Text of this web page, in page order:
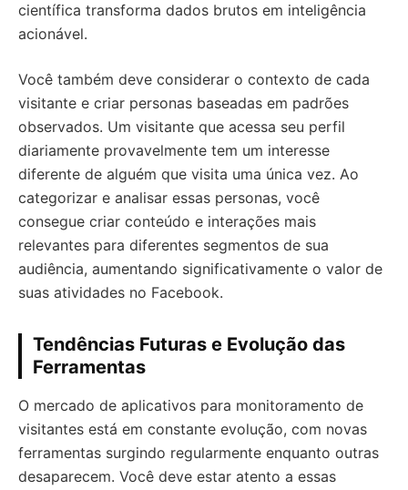
científica transforma dados brutos em inteligência
acionável.
Você também deve considerar o contexto de cada
visitante e criar personas baseadas em padrões
observados. Um visitante que acessa seu perfil
diariamente provavelmente tem um interesse
diferente de alguém que visita uma única vez. Ao
categorizar e analisar essas personas, você
consegue criar conteúdo e interações mais
relevantes para diferentes segmentos de sua
audiência, aumentando significativamente o valor de
suas atividades no Facebook.
Tendências Futuras e Evolução das
Ferramentas
O mercado de aplicativos para monitoramento de
visitantes está em constante evolução, com novas
ferramentas surgindo regularmente enquanto outras
desaparecem. Você deve estar atento a essas